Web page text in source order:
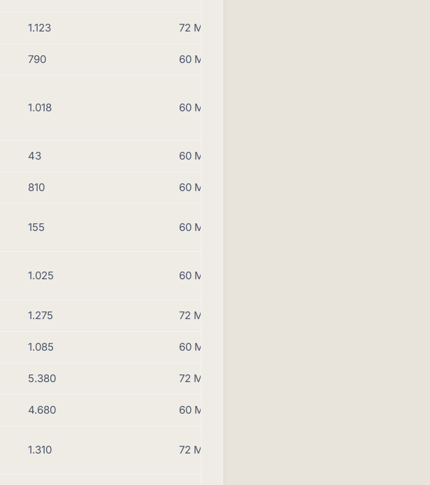
1.123 72 Monate
790 60 Monate
1.018 60 Monate
43 60 Monate
810 60 Monate
155 60 Monate
1.025 60 Monate
1.275 72 Monate
1.085 60 Monate
5.380 72 Monate
4.680 60 Monate
1.310 72 Monate